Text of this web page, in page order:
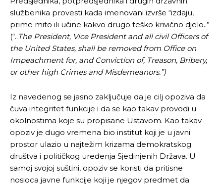
službenika provesti kada imenovani izvrše “izdaju,
prime mito ili učine kakvo drugo teško krivično djelo..”
(“..The President, Vice President and all civil Officers of
the United States, shall be removed from Office on
Impeachment for, and Conviction of, Treason, Bribery,
or other high Crimes and Misdemeanors.”)
Iz navedenog se jasno zaključuje da je cilj opoziva da
čuva integritet funkcije i da se kao takav provodi u
okolnostima koje su propisane Ustavom. Kao takav
opoziv je dugo vremena bio institut koji je u javni
prostor ulazio u najtežim krizama demokratskog
društva i političkog uređenja Sjedinjenih Država. U
samoj svojoj suštini, opoziv se koristi da pritisne
nosioca javne funkcije koji je njegov predmet da